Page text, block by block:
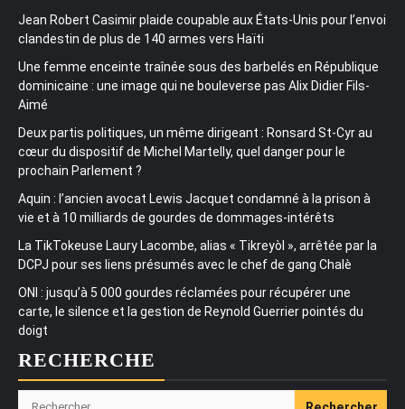
Jean Robert Casimir plaide coupable aux États-Unis pour l’envoi
clandestin de plus de 140 armes vers Haïti
Une femme enceinte traînée sous des barbelés en République
dominicaine : une image qui ne bouleverse pas Alix Didier Fils-
Aimé
Deux partis politiques, un même dirigeant : Ronsard St-Cyr au
cœur du dispositif de Michel Martelly, quel danger pour le
prochain Parlement ?
Aquin : l’ancien avocat Lewis Jacquet condamné à la prison à
vie et à 10 milliards de gourdes de dommages-intérêts
La TikTokeuse Laury Lacombe, alias « Tikreyòl », arrêtée par la
DCPJ pour ses liens présumés avec le chef de gang Chalè
ONI : jusqu’à 5 000 gourdes réclamées pour récupérer une
carte, le silence et la gestion de Reynold Guerrier pointés du
doigt
RECHERCHE
Rechercher :